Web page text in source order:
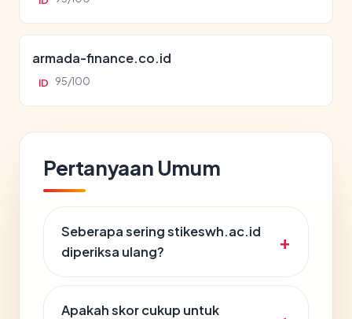
armada-finance.co.id
ID 95/100
Pertanyaan Umum
Seberapa sering stikeswh.ac.id
diperiksa ulang?
Apakah skor cukup untuk